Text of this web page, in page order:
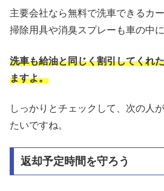
主要会社なら無料で洗車できるカ
掃除用具や消臭スプレーも車の中
洗車も給油と同じく割引してくれ
ますよ。
しっかりとチェックして、次の人
たいですね。
返却予定時間を守ろう